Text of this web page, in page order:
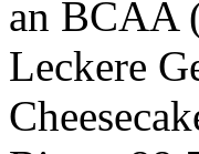
an BCAA
Leckere